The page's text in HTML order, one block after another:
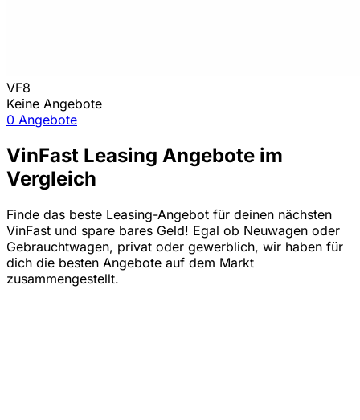
VF8
Keine Angebote
0 Angebote
VinFast Leasing Angebote im
Vergleich
Finde das beste Leasing-Angebot für deinen nächsten
VinFast und spare bares Geld! Egal ob Neuwagen oder
Gebrauchtwagen, privat oder gewerblich, wir haben für
dich die besten Angebote auf dem Markt
zusammengestellt.